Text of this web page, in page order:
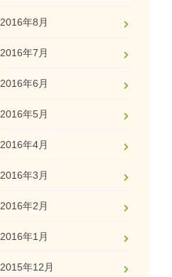
2016年8月
2016年7月
2016年6月
2016年5月
2016年4月
2016年3月
2016年2月
2016年1月
2015年12月